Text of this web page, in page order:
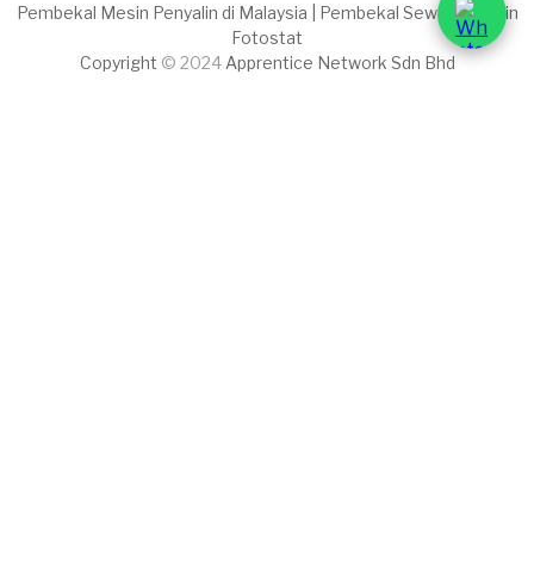
Pembekal Mesin Penyalin di Malaysia | Pembekal Sewaan Mesin
Fotostat
Copyright © 2024 Apprentice Network Sdn Bhd